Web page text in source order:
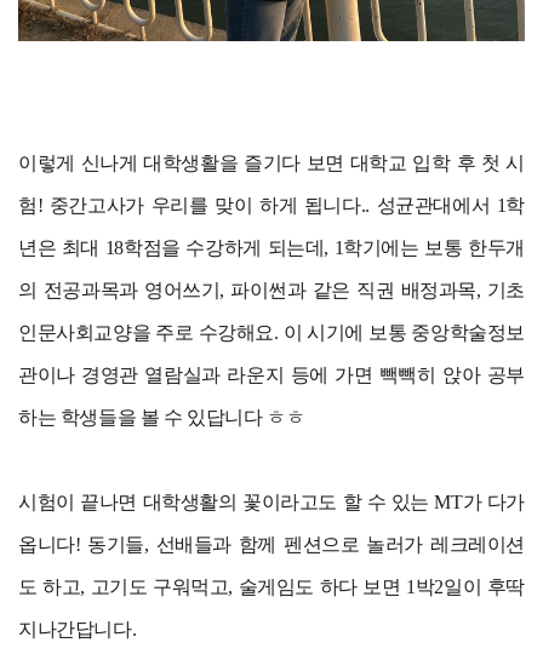
이렇게 신나게 대학생활을 즐기다 보면 대학교 입학 후 첫 시
험! 중간고사가 우리를 맞이 하게 됩니다.. 성균관대에서 1학
년은 최대 18학점을 수강하게 되는데, 1학기에는 보통 한두개
의 전공과목과 영어쓰기, 파이썬과 같은 직권 배정과목, 기초
인문사회교양을 주로 수강해요. 이 시기에 보통 중앙학술정보
관이나 경영관 열람실과 라운지 등에 가면 빽빽히 앉아 공부
하는 학생들을 볼 수 있답니다 ㅎㅎ
시험이 끝나면 대학생활의 꽃이라고도 할 수 있는 MT가 다가
옵니다! 동기들, 선배들과 함께 펜션으로 놀러가 레크레이션
도 하고, 고기도 구워먹고, 술게임도 하다 보면 1박2일이 후딱
지나간답니다.